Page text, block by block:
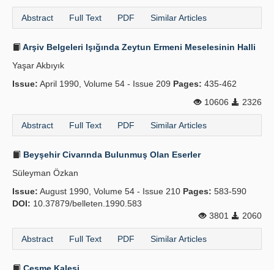
Abstract Full Text PDF Similar Articles
Arşiv Belgeleri Işığında Zeytun Ermeni Meselesinin Halli
Yaşar Akbıyık
Issue: April 1990, Volume 54 - Issue 209 Pages: 435-462
10606
2326
Abstract Full Text PDF Similar Articles
Beyşehir Civarında Bulunmuş Olan Eserler
Süleyman Özkan
Issue: August 1990, Volume 54 - Issue 210 Pages: 583-590
DOI: 10.37879/belleten.1990.583
3801
2060
Abstract Full Text PDF Similar Articles